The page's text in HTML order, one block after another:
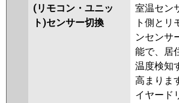
(リモコン・ユニッ
ト)センサー切換
室温セン
ト側とリ
ンセンサ
能で、居
温度検知
高まりま
イヤード